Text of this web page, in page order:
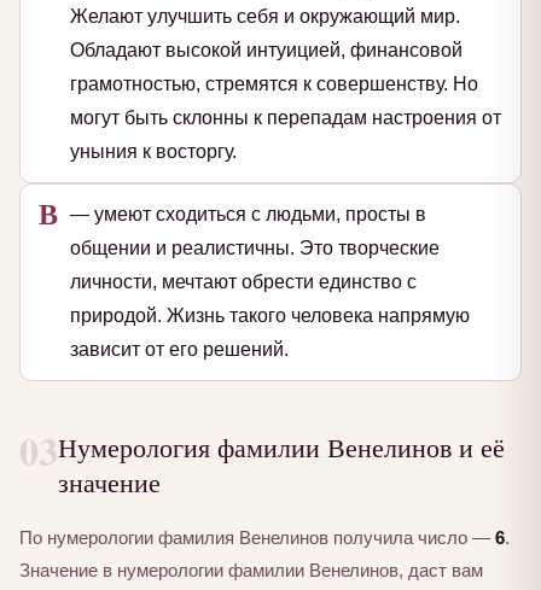
Желают улучшить себя и окружающий мир.
Обладают высокой интуицией, финансовой
грамотностью, стремятся к совершенству. Но
могут быть склонны к перепадам настроения от
уныния к восторгу.
В — умеют сходиться с людьми, просты в
общении и реалистичны. Это творческие
личности, мечтают обрести единство с
природой. Жизнь такого человека напрямую
зависит от его решений.
03Нумерология фамилии Венелинов и её
значение
По нумерологии фамилия Венелинов получила число — 6.
Значение в нумерологии фамилии Венелинов, даст вам